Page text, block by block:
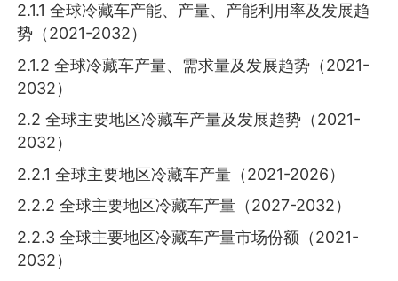
2.1.1 全球冷藏车产能、产量、产能利用率及发展趋
势（2021-2032）
2.1.2 全球冷藏车产量、需求量及发展趋势（2021-
2032）
2.2 全球主要地区冷藏车产量及发展趋势（2021-
2032）
2.2.1 全球主要地区冷藏车产量（2021-2026）
2.2.2 全球主要地区冷藏车产量（2027-2032）
2.2.3 全球主要地区冷藏车产量市场份额（2021-
2032）